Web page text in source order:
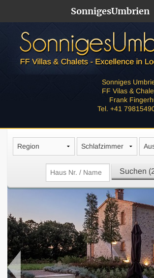
SonnigesUmbrien
Sonniges
FF Vilas &
Frank
Tel. +41